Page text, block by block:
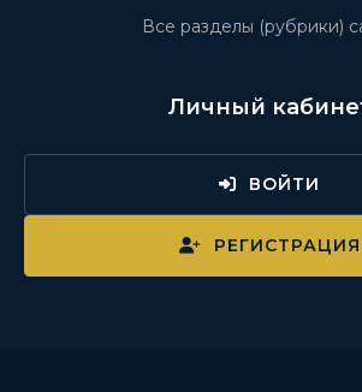
Все разделы (рубрики)
Личный
ВОЙТИ
РЕГИСТРАЦИЯ